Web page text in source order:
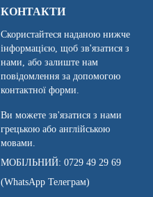
КОНТАКТИ
Скористайтеся наданою нижче
інформацією, щоб зв'язатися з
нами, або залиште нам
повідомлення за допомогою
контактної форми.
Ви можете зв'язатися з нами
грецькою або англійською
мовами.
МОБІЛЬНИЙ: 0729 49 29 69
(WhatsApp Телеграм)